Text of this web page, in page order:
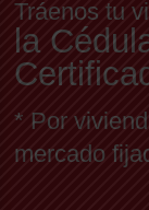
Tráenos tu
la
* Por
mercado